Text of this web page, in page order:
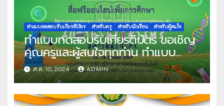
ทำแบบทดสอบรับเกียรติบัตร สำหรับครู สำหรับนักเรียน สำหรับผู้สนใจ
ทำแบบทดสอบรับเกียรติบัตร ขอเชิญ
คุณครูและผู้สนใจทุกท่าน ทำแบบ
ทดสอบออนไลน์ แบบทดสอบวัดความ
รู้พื้นฐานระบบออนไลน์ เนื่องในสัปดาห์
วันวิทยาศาสตร์แห่งชาติ ประจำปีการ
ศึกษา 2567 ผ่านเกณฑ์ที่กำหนด
ส.ค. 10, 2024 ADMIN